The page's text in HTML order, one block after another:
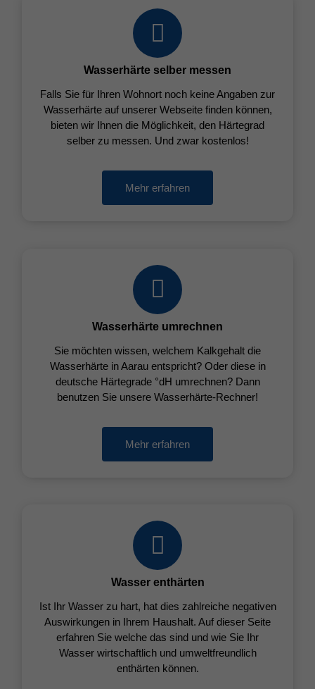
Wasserhärte selber messen
Falls Sie für Ihren Wohnort noch keine Angaben zur
Wasserhärte auf unserer Webseite finden können,
bieten wir Ihnen die Möglichkeit, den Härtegrad
selber zu messen. Und zwar kostenlos!
Mehr erfahren
Wasserhärte umrechnen
Sie möchten wissen, welchem Kalkgehalt die
Wasserhärte in Aarau entspricht? Oder diese in
deutsche Härtegrade °dH umrechnen? Dann
benutzen Sie unsere Wasserhärte-Rechner!
Mehr erfahren
Wasser enthärten
Ist Ihr Wasser zu hart, hat dies zahlreiche negativen
Auswirkungen in Ihrem Haushalt. Auf dieser Seite
erfahren Sie welche das sind und wie Sie Ihr
Wasser wirtschaftlich und umweltfreundlich
enthärten können.